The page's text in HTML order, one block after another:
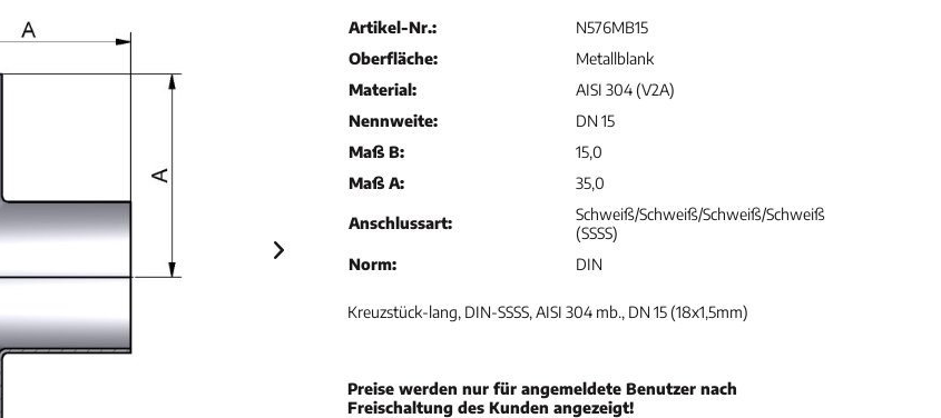
Artikel-Nr.:
N576MB15
Oberfläche:
Metallblank
Material:
AISI 304 (V2A)
Nennweite:
DN 15
Maß B:
15,0
Maß A:
35,0
Anschlussart:
Schweiß/Schweiß/Schweiß/Schweiß
(SSSS)
Norm:
DIN
Kreuzstück-lang, DIN-SSSS, AISI 304 mb., DN 15 (18x1,5mm)
Preise werden nur für angemeldete Benutzer nach
Freischaltung des Kunden angezeigt!